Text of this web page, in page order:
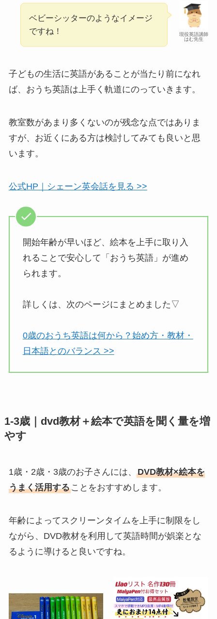
現役英語講師
はむ先生
ベビーシッターのようなイメージ
ですね！
子どもの生活に英語があることが当たり前になれ
ば、おうち英語は上手く軌道にのっていきます。
教室数があまり多くないのが残念な点ではありま
すが、お近くにある方は検討してみても良いと思
います。
公式HP｜シェーン英会話を見る >>
開始年齢が早いほど、絵本を上手に取り入
れることで安心して「おうち英語」が進め
られます。
詳しくは、次のページにまとめました▽
0歳のおうち英語は何から？始め方・教材・
日本語とのバランス >>
1-3歳｜dvd教材＋絵本で英語を聞く量を増
やす
1歳・2歳・3歳のお子さんには、 DVD教材×絵本を
うまく活用することをおすすめします。
年齢によってスクリーンタイムを上手に制限をし
ながら、DVD教材を利用して英語時間が娯楽とな
るように導けると良いですね。